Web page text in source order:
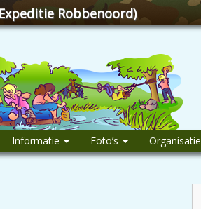
Robbenoord)
Informatie Foto’s Organisatie